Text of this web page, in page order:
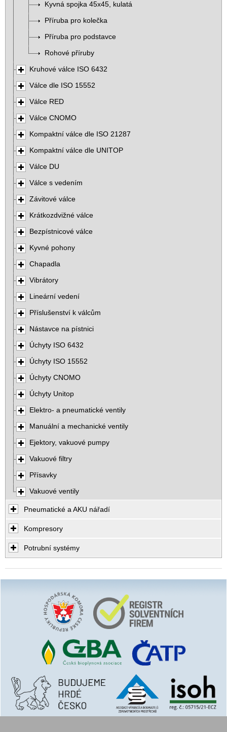
Kyvná spojka 45x45, kulatá
Příruba pro kolečka
Příruba pro podstavce
Rohové příruby
Kruhové válce ISO 6432
Válce dle ISO 15552
Válce RED
Válce CNOMO
Kompaktní válce dle ISO 21287
Kompaktní válce dle UNITOP
Válce DU
Válce s vedením
Závitové válce
Krátkozdvižné válce
Bezpístnicové válce
Kyvné pohony
Chapadla
Vibrátory
Lineární vedení
Příslušenství k válcům
Nástavce na pístnici
Úchyty ISO 6432
Úchyty ISO 15552
Úchyty CNOMO
Úchyty Unitop
Elektro- a pneumatické ventily
Manuální a mechanické ventily
Ejektory, vakuové pumpy
Vakuové filtry
Přísavky
Vakuové ventily
Pneumatické a AKU nářadí
Kompresory
Potrubní systémy